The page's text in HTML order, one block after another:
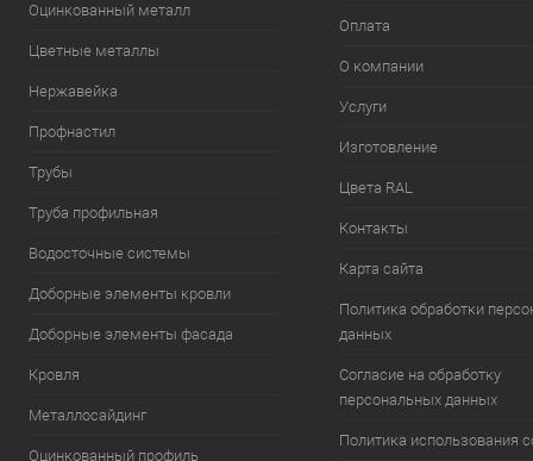
Оцинкованный металл
Цветные металлы
Нержавейка
Профнастил
Трубы
Труба профильная
Водосточные системы
Доборные элементы кровли
Доборные элементы фасада
Кровля
Металлосайдинг
Оцинкованный профиль
Оплата
О компании
Услуги
Изготовление
Цвета RAL
Контакты
Карта сайта
Политика обработки
данных
Согласие на обработку
персональных данных
Политика использования